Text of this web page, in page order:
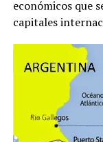
económicos que
capitales